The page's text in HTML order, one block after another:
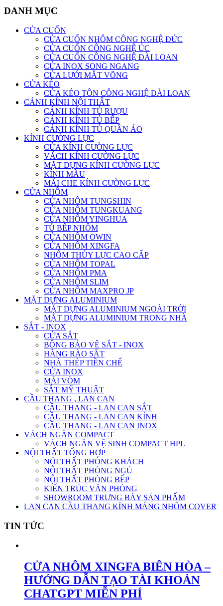
DANH MỤC
CỬA CUỐN
CỬA CUỐN NHÔM CÔNG NGHỆ ĐỨC
CỬA CUỐN CÔNG NGHỆ ÚC
CỬA CUỐN CÔNG NGHỆ ĐÀI LOAN
CỬA INOX SONG NGANG
CỬA LƯỚI MẮT VÕNG
CỬA KÉO
CỬA KÉO TÔN CÔNG NGHỆ ĐÀI LOAN
CÁNH KÍNH NỘI THẤT
CÁNH KÍNH TỦ RƯỢU
CÁNH KÍNH TỦ BẾP
CÁNH KÍNH TỦ QUẦN ÁO
KÍNH CƯỜNG LỰC
CỬA KÍNH CƯỜNG LỰC
VÁCH KÍNH CƯỜNG LỰC
MẶT DỰNG KÍNH CƯỜNG LỰC
KÍNH MÀU
MÁI CHE KÍNH CƯỜNG LỰC
CỬA NHÔM
CỬA NHÔM TUNGSHIN
CỬA NHÔM TUNGKUANG
CỬA NHÔM YINGHUA
TỦ BẾP NHÔM
CỬA NHÔM OWIN
CỬA NHÔM XINGFA
NHÔM THỦY LỰC CAO CẤP
CỬA NHÔM TOPAL
CỬA NHÔM PMA
CỬA NHÔM SLIM
CỬA NHÔM MAXPRO JP
MẶT DỰNG ALUMINIUM
MẶT DỰNG ALUMINIUM NGOÀI TRỜI
MẶT DỰNG ALUMINIUM TRONG NHÀ
SẮT - INOX
CỬA SẮT
BÔNG BẢO VỆ SẮT - INOX
HÀNG RÀO SẮT
NHÀ THÉP TIỀN CHẾ
CỬA INOX
MÁI VÒM
SẮT MỸ THUẬT
CẦU THANG , LAN CAN
CẦU THANG - LAN CAN SẮT
CẦU THANG - LAN CAN KÍNH
CẦU THANG - LAN CAN INOX
VÁCH NGĂN COMPACT
VÁCH NGĂN VỆ SINH COMPACT HPL
NỘI THẤT TỔNG HỢP
NỘI THẤT PHÒNG KHÁCH
NỘI THẤT PHÒNG NGỦ
NỘI THẤT PHÒNG BẾP
KIẾN TRÚC VĂN PHÒNG
SHOWROOM TRƯNG BÀY SẢN PHẨM
LAN CAN CẦU THANG KÍNH MÁNG NHÔM COVER
TIN TỨC
CỬA NHÔM XINGFA BIÊN HÒA –
HƯỚNG DẪN TẠO TÀI KHOẢN
CHATGPT MIỄN PHÍ